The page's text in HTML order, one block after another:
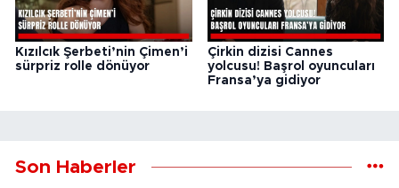
Kızılcık Şerbeti’nin Çimen’i
sürpriz rolle dönüyor
Çirkin dizisi Cannes
yolcusu! Başrol oyuncuları
Fransa’ya gidiyor
Son Haberler